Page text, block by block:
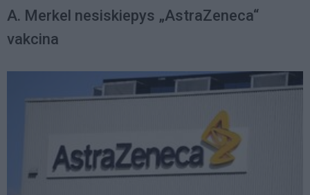
A. Merkel nesiskiepys „AstraZeneca“
vakcina